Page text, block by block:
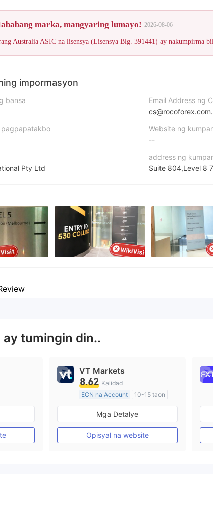
marka, mangyaring lumayo! 2026-08-06
impormasyon
bansa
pagpapatakbo
Pty Ltd
kumpanya
Email Address ng
Website ng
--
address ng
Suite 804,Level 8
ay tumingin din..
MT4
VT Markets
8.62 Kalidad
ECN na Account
10-15 taon
Kinokontrol sa Australia
Paggawa ng Market (MM)
Pangunahing label na MT4
Mga Detalye
Opisyal na website